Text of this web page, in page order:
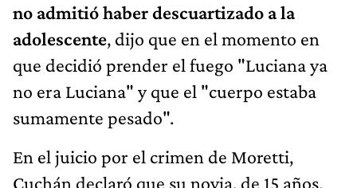
no admitió haber descuartizado a la
adolescente, dijo que en el momento en
que decidió prender el fuego "Luciana ya
no era Luciana" y que el "cuerpo estaba
sumamente pesado".
En el juicio por el crimen de Moretti,
Cuchán declaró que su novia, de 15 años,